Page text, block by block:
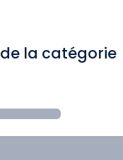
de la catégorie